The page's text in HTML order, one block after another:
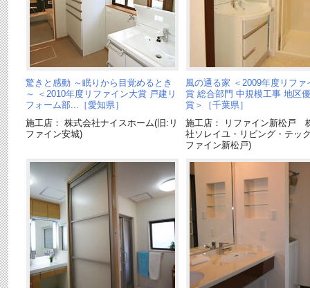
驚きと感動 ～眠りから目覚めるとき
～ ＜2010年度リファイン大賞 戸建リ
フォーム部...［愛知県］
施工店： 株式会社ナイスホーム(旧:リ
ファイン安城)
風の通る家 ＜2009年度リファ
賞 総合部門 中規模工事 地区
賞＞［千葉県］
施工店： リファイン新松戸
社ソレイユ・リビング・テッ
ファイン新松戸)